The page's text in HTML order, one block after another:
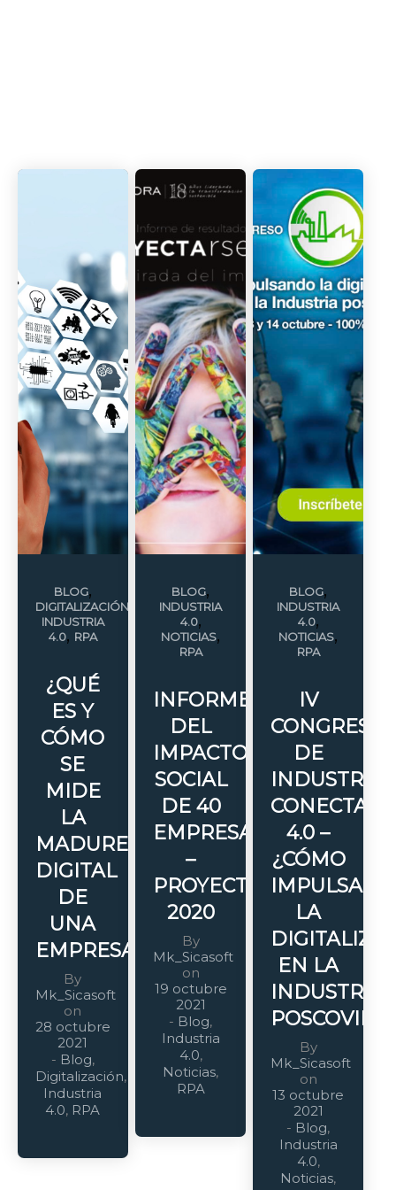
BLOG,
DIGITALIZACIÓN
INDUSTRIA
4.0, RPA
¿QUÉ
ES Y
CÓMO
SE
MIDE
LA
MADUREZ
DIGITAL
DE
UNA
EMPRESA?
By
Mk_Sicasoft
on
28 octubre
2021
- Blog,
Digitalización,
Industria
4.0, RPA
BLOG,
INDUSTRIA
4.0,
NOTICIAS,
RPA
INFORME
DEL
IMPACTO
SOCIAL
DE 40
EMPRESAS
–
PROYECTARSE
2020
By
Mk_Sicasoft
on
19 octubre
2021
- Blog,
Industria
4.0,
Noticias,
RPA
BLOG,
INDUSTRIA
4.0,
NOTICIAS,
RPA
IV
CONGRESO
DE
INDUSTRIA
4.0 –
¿CÓMO
IMPULSAR
LA
EN LA
INDUSTRIA
POSCOVID?
By
Mk_Sicasoft
on
13 octubre
2021
- Blog,
Industria
4.0,
Noticias,